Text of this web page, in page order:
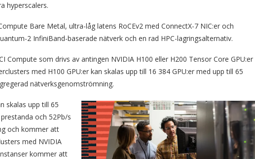
hyperscalers.
Bare Metal, ultra-låg latens RoCEv2 med ConnectX-7 NIC:er och
2 InfiniBand-baserade nätverk och en rad HPC-lagringsalternativ.
Compute som drivs av antingen NVIDIA H100 eller H200 Tensor Core GPU:er
med H100 GPU:er kan skalas upp till 16 384 GPU:er med upp till 65
nätverksgenomströmning.
skalas upp till 65
och 52Pb/s
och kommer att
med NVIDIA
kommer att